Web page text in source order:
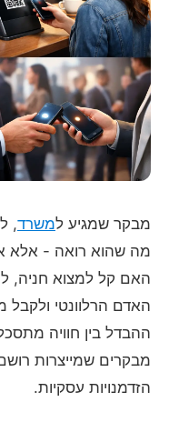
מבקר שמגיע למשרד,
מה שהוא רואה - אלא
האם קל למצוא חניה,
האדם הרלוונטי ולקבל
מבקרים שמייצרות
הזדמנויות עסקיות.